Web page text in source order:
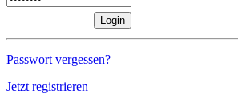
Passwort vergessen?
Jetzt registrieren